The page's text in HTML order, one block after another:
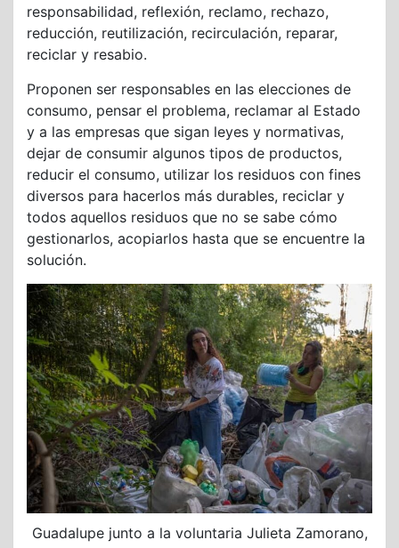
responsabilidad, reflexión, reclamo, rechazo,
reducción, reutilización, recirculación, reparar,
reciclar y resabio.
Proponen ser responsables en las elecciones de
consumo, pensar el problema, reclamar al Estado
y a las empresas que sigan leyes y normativas,
dejar de consumir algunos tipos de productos,
reducir el consumo, utilizar los residuos con fines
diversos para hacerlos más durables, reciclar y
todos aquellos residuos que no se sabe cómo
gestionarlos, acopiarlos hasta que se encuentre la
solución.
Guadalupe junto a la voluntaria Julieta Zamorano,